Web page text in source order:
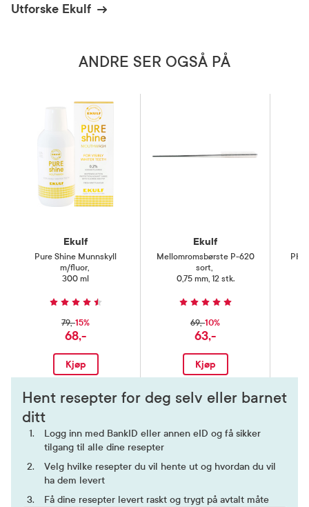
Utforske Ekulf
ANDRE SER OGSÅ PÅ
Ekulf
Pure Shine Munnskyll
m/fluor,
300 ml
79,-15%
68,-
Kjøp
Ekulf
Mellomromsbørste P-620
sort,
0,75 mm, 12 stk.
69,-10%
63,-
Kjøp
PH
Hent resepter for deg selv eller barnet
ditt
Logg inn med BankID eller annen eID og få sikker
tilgang til alle dine resepter
Velg hvilke resepter du vil hente ut og hvordan du vil
ha dem levert
Få dine resepter levert raskt og trygt på avtalt måte